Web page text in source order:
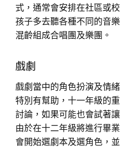
式，通常會安排在社區或
孩子多去聽各種不同的音
混齡組成合唱團及樂團。
戲劇
戲劇當中的角色扮演及情
特別有幫助，十一年級的
討論，如果可能也會試著
由於在十二年級將進行畢
會開始選劇本及選角色，